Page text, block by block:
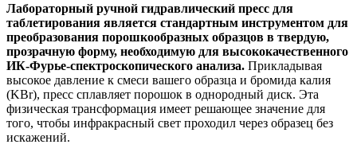
Лабораторный ручной гидравлический пресс для
таблетирования является стандартным инструментом для
преобразования порошкообразных образцов в твердую,
прозрачную форму, необходимую для высококачественного
ИК-Фурье-спектроскопического анализа. Прикладывая
высокое давление к смеси вашего образца и бромида калия
(KBr), пресс сплавляет порошок в однородный диск. Эта
физическая трансформация имеет решающее значение для
того, чтобы инфракрасный свет проходил через образец без
искажений.